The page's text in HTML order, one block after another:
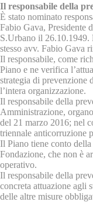
Il responsabile della
È stato nominato
Fabio Gava, Presidente
S.Urbano il 26.10.1949.
stesso avv. Fabio Gava
Il responsabile, come
Piano e ne verifica
strategia di prevenzione
l’intera organizzazione.
Il responsabile della
Amministrazione,
del 21 marzo 2016; nel
triennale anticorruzione
Il Piano tiene conto
Fondazione, che non è
operativo.
Il responsabile della
concreta attuazione agli
delle altre misure